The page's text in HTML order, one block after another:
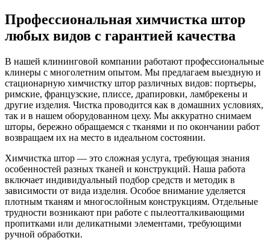
Профессиональная химчистка штор
любых видов с гарантией качества
В нашей клининговой компании работают профессиональные
клинеры с многолетним опытом. Мы предлагаем выездную и
стационарную химчистку штор различных видов: портьеры,
римские, французские, плиссе, драпировки, ламбрекены и
другие изделия. Чистка проводится как в домашних условиях,
так и в нашем оборудованном цеху. Мы аккуратно снимаем
шторы, бережно обращаемся с тканями и по окончании работ
возвращаем их на место в идеальном состоянии.
Химчистка штор — это сложная услуга, требующая знания
особенностей разных тканей и конструкций. Наша работа
включает индивидуальный подбор средств и методик в
зависимости от вида изделия. Особое внимание уделяется
плотным тканям и многослойным конструкциям. Отдельные
трудности возникают при работе с пылеотталкивающими
пропитками или деликатными элементами, требующими
ручной обработки.